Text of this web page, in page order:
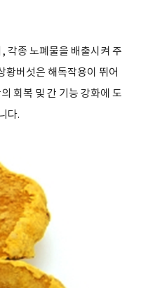
각종 노폐물을 배출시켜 주
황버섯은 해독작용이 뛰어
회복 및 간 기능 강화에 도
다.